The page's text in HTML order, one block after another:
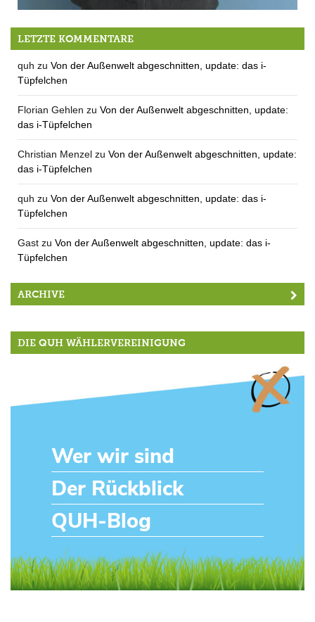
Die neue alte Geige
LETZTE KOMMENTARE
quh zu Von der Außenwelt abgeschnitten, update: das i-
Tüpfelchen
Florian Gehlen zu Von der Außenwelt abgeschnitten, update:
das i-Tüpfelchen
Christian Menzel zu Von der Außenwelt abgeschnitten, update:
das i-Tüpfelchen
quh zu Von der Außenwelt abgeschnitten, update: das i-
Tüpfelchen
Gast zu Von der Außenwelt abgeschnitten, update: das i-
Tüpfelchen
ARCHIVE
DIE QUH WÄHLERVEREINIGUNG
Wer wir sind
Der Rückblick
QUH-Blog